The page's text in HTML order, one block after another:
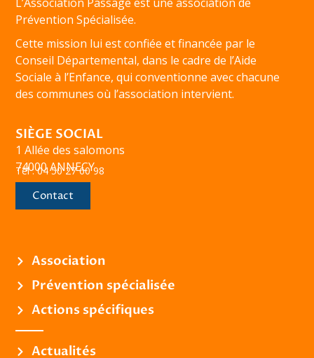
Prévention Spécialisée.
Cette mission lui est confiée et financée par le
Conseil Départemental, dans le cadre de l’Aide
Sociale à l’Enfance, qui conventionne avec chacune
des communes où l’association intervient.
SIÈGE SOCIAL
1 Allée des salomons
74000 ANNECY
Tél : 04 50 27 60 98
Contact
Association
Prévention spécialisée
Actions spécifiques
Actualités